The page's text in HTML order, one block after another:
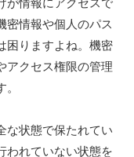
密情報や個人のパス
困りますよね。機密
アクセス権限の管理
な状態で保たれてい
われていない状態を